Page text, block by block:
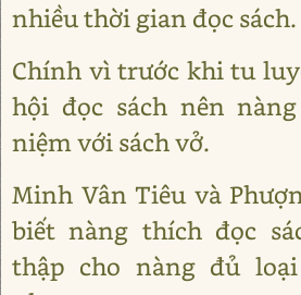
nhiều thời gian đọc sách.
Chính vì trước khi tu
hội đọc sách nên
niệm với sách vở.
Minh Vân Tiêu và
biết nàng thích đọc
thập cho nàng đủ